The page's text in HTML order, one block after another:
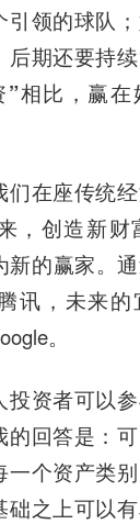
领的球队
期还要持
相比，赢在
在座传统经
，创造新财
新的赢家。
讯，未来的
。
资者可以参
回答是：
个资产类
之上可以